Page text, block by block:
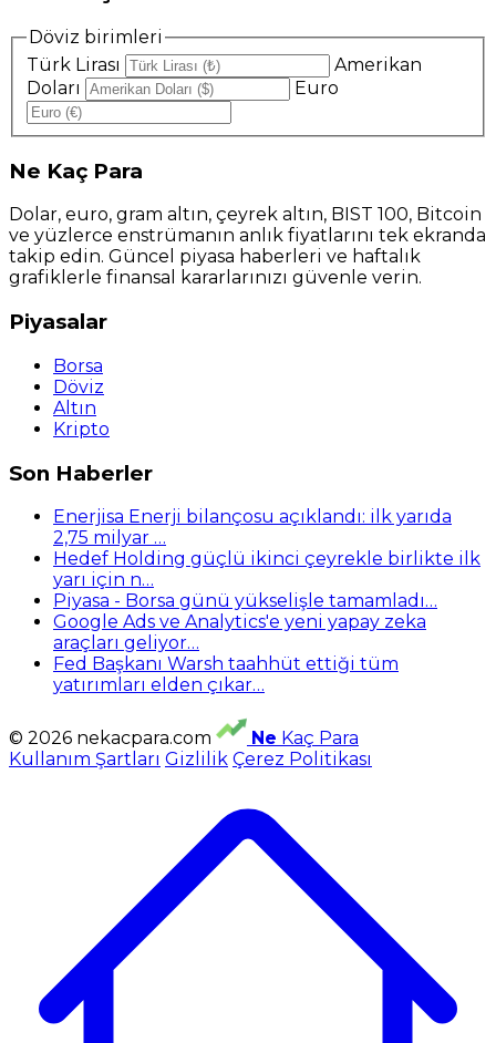
Döviz birimleri
Türk Lirası
Amerikan
Doları
Euro
Ne Kaç Para
Dolar, euro, gram altın, çeyrek altın, BIST 100, Bitcoin
ve yüzlerce enstrümanın anlık fiyatlarını tek ekranda
takip edin. Güncel piyasa haberleri ve haftalık
grafiklerle finansal kararlarınızı güvenle verin.
Piyasalar
Borsa
Döviz
Altın
Kripto
Son Haberler
Enerjisa Enerji bilançosu açıklandı: ilk yarıda
2,75 milyar …
Hedef Holding güçlü ikinci çeyrekle birlikte ilk
yarı için n…
Piyasa - Borsa günü yükselişle tamamladı…
Google Ads ve Analytics'e yeni yapay zeka
araçları geliyor…
Fed Başkanı Warsh taahhüt ettiği tüm
yatırımları elden çıkar…
© 2026 nekacpara.com Ne Kaç Para
Kullanım Şartları Gizlilik Çerez Politikası